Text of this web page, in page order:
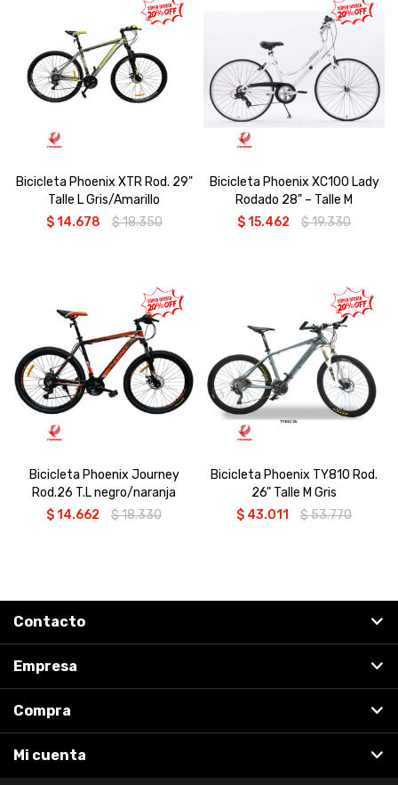
Bicicleta Phoenix XTR Rod. 29"
Talle L Gris/Amarillo
$ 14.678 $18.350
Bicicleta Phoenix XC100 Lady
Rodado 28" – Talle M
$15.462 $19.330
Bicicleta Phoenix Journey
Rod.26 T.L negro/naranja
$14.662 $18.330
Bicicleta Phoenix TY810 Rod.
26" Talle M Gris
$ 43.011 $53.770
Contacto
Empresa
Compra
Mi cuenta